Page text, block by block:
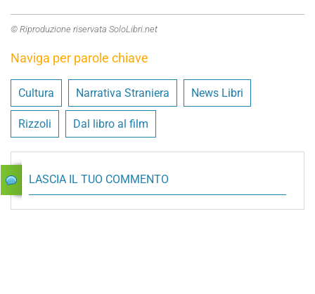
© Riproduzione riservata SoloLibri.net
Naviga per parole chiave
Cultura Narrativa Straniera News Libri
Rizzoli Dal libro al film
LASCIA IL TUO COMMENTO